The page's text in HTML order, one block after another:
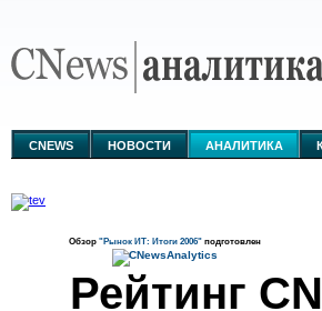
аналитике
CNEWS НОВОСТИ АНАЛИТИКА
Обзор "Рынок ИТ: Итоги 2006" подготовлен
Рейтинг